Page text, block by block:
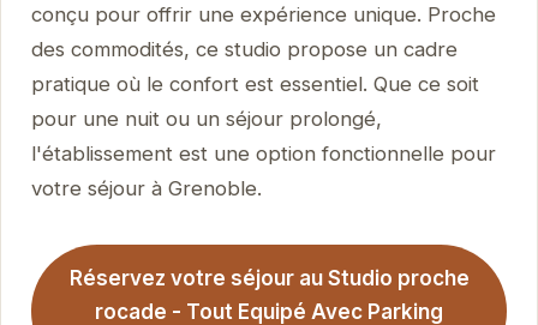
conçu pour offrir une expérience unique. Proche
des commodités, ce studio propose un cadre
pratique où le confort est essentiel. Que ce soit
pour une nuit ou un séjour prolongé,
l'établissement est une option fonctionnelle pour
votre séjour à Grenoble.
Réservez votre séjour au Studio proche
rocade - Tout Equipé Avec Parking